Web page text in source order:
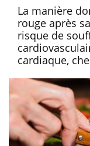
La manière
rouge après
risque de
cardiaque,